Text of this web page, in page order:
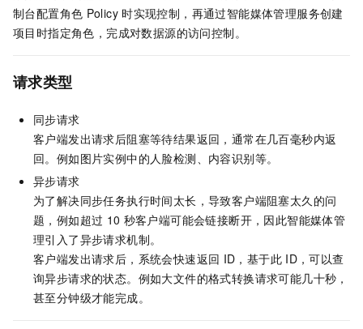
制台配置角色 Policy 时实现控制，再通过智能媒体管理服务创建
项目时指定角色，完成对数据源的访问控制。
请求类型
同步请求
客户端发出请求后阻塞等待结果返回，通常在几百毫秒内返
回。例如图片实例中的人脸检测、内容识别等。
异步请求
为了解决同步任务执行时间太长，导致客户端阻塞太久的问
题，例如超过 10 秒客户端可能会链接断开，因此智能媒体管
理引入了异步请求机制。
客户端发出请求后，系统会快速返回 ID，基于此 ID，可以查
询异步请求的状态。例如大文件的格式转换请求可能几十秒，
甚至分钟级才能完成。